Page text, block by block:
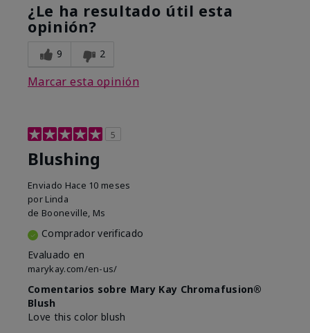
¿Le ha resultado útil esta
opinión?
9 2
Marcar esta opinión
5
Blushing
Enviado Hace 10 meses
por Linda
de Booneville, Ms
Comprador verificado
Evaluado en
marykay.com/en-us/
Comentarios sobre Mary Kay Chromafusion®
Blush
Love this color blush